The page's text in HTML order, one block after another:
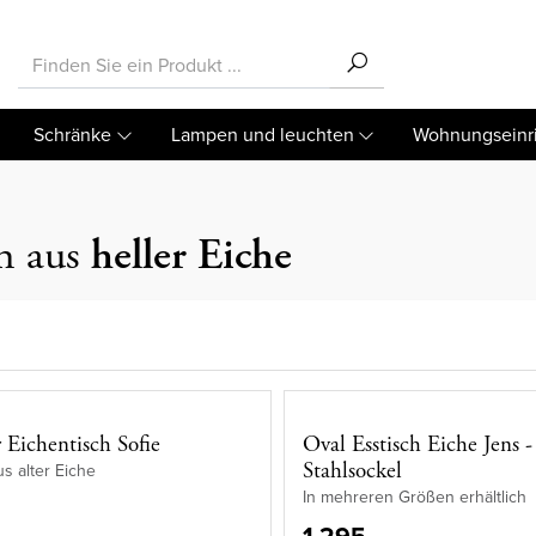
Schränke Lampen und leuchten
aus heller Eiche
Eichentisch Sofie
alter Eiche
Oval Esstisch Eiche Jens -
Stahlsockel
In mehreren Größen erhältlich